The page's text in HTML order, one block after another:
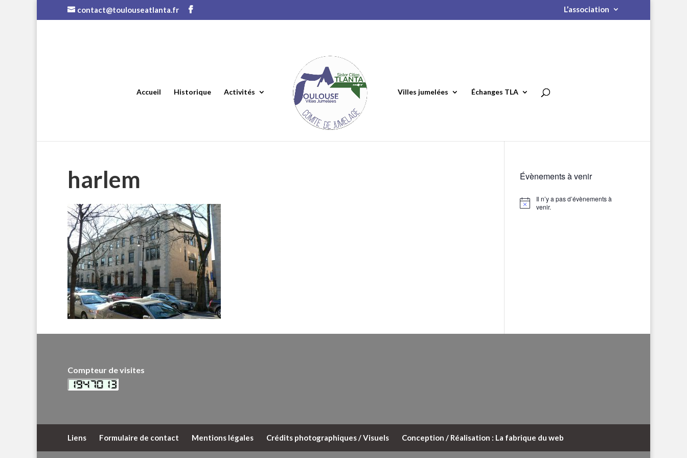
contact@toulouseatlanta.fr L’association
Accueil Historique Activités Villes jumelées Échanges TLA
harlem Évènements à venir
Notice
Il n’y a pas d’évènements à
venir.
Compteur de visites
Liens Formulaire de contact Mentions légales Crédits photographiques / Visuels Conception / Réalisation : La fabrique du web